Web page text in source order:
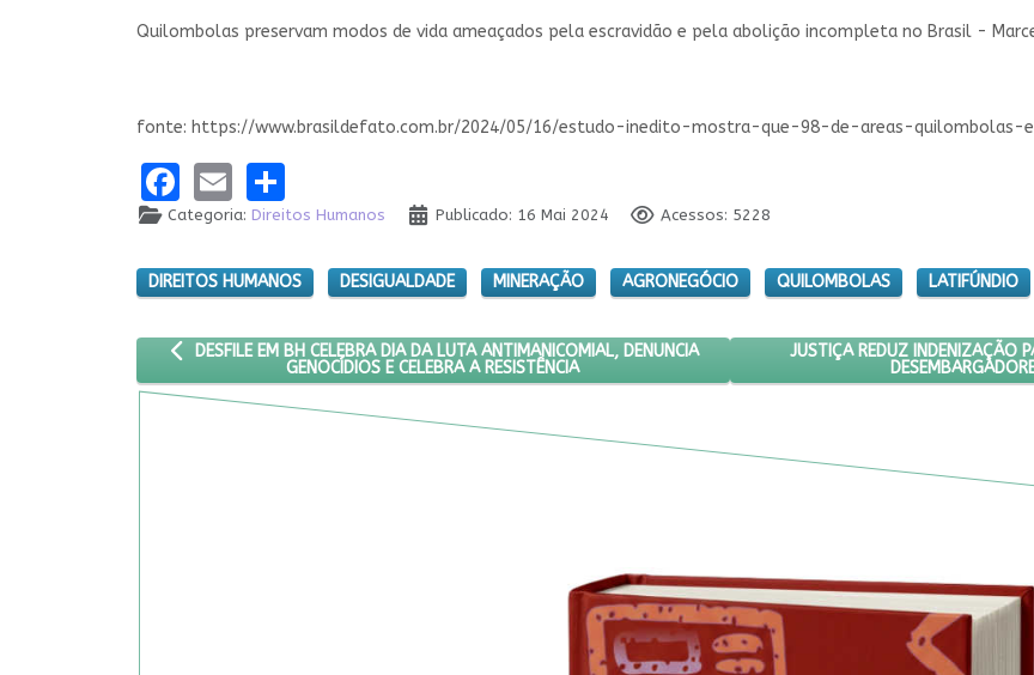
Quilombolas preservam modos de vida ameaçados pela escravidão e pela abolição incompleta no Brasil -
fonte: https://www.brasildefato.com.br/2024/05/16/estudo-inedito-mostra-que-98-de-areas-quilombolas-
Facebook
Email
Categoria: Direitos Humanos Publicado: 16 Mai 2024 Acessos: 5228
DIREITOS HUMANOS DESIGUALDADE MINERAÇÃO AGRONEGÓCIO QUILOMBOLAS LATIFÚNDIO
ARTIGO ANTERIOR: DESFILE EM BH CELEBRA DIA DA LUTA ANTIMANICOMIAL, DENUNCIA GENOCÍDIOS E CELEBRA A
DESFILE EM BH CELEBRA DIA DA LUTA ANTIMANICOMIAL, DENUNCIA
GENOCÍDIOS E CELEBRA A RESISTÊNCIA
PRÓXIMO ARTIGO: JUSTIÇA
JUSTIÇA REDUZ INDENIZAÇÃO